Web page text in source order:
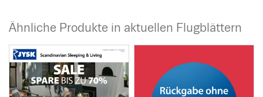
Ähnliche Produkte in aktuellen Flugblättern